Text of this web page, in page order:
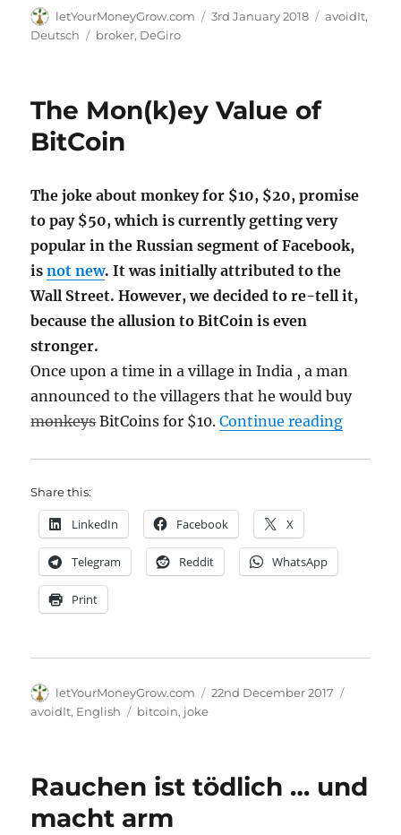
Author
letYourMoneyGrow.com
Posted
3rd January 2018 Categories
avoidIt,
Deutsch
Tags
broker, DeGiro
The Mon(k)ey Value of
BitCoin
The joke about monkey for $10, $20, promise
to pay $50, which is currently getting very
popular in the Russian segment of Facebook,
isnot new. It was initially attributed to the
Wall Street. However, we decided to re-tell it,
because the allusion to BitCoin is even
stronger.
Once upon a time in a village in India , a man
announced to the villagers that he would buy
monkeysBitCoins for $10.Continue reading"The
Share this:
LinkedIn Facebook X
Telegram Reddit WhatsApp
Print
Author
letYourMoneyGrow.com
Posted
22nd December 2017
avoidIt, English Tags
bitcoin, joke
Rauchen ist tödlich … und
macht arm